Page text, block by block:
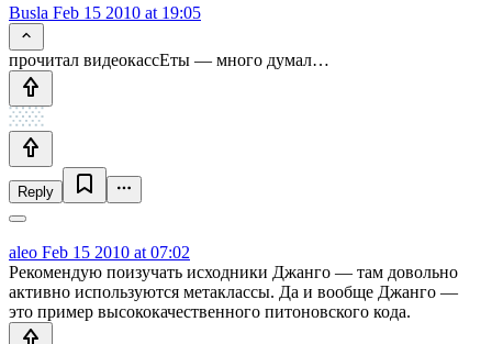
Busla Feb 15 2010 at 19:05
прочитал видеокассЕты — много думал…
Reply
aleo Feb 15 2010 at 07:02
Рекомендую поизучать исходники Джанго — там довольно
активно используются метаклассы. Да и вообще Джанго —
это пример высококачественного питоновского кода.